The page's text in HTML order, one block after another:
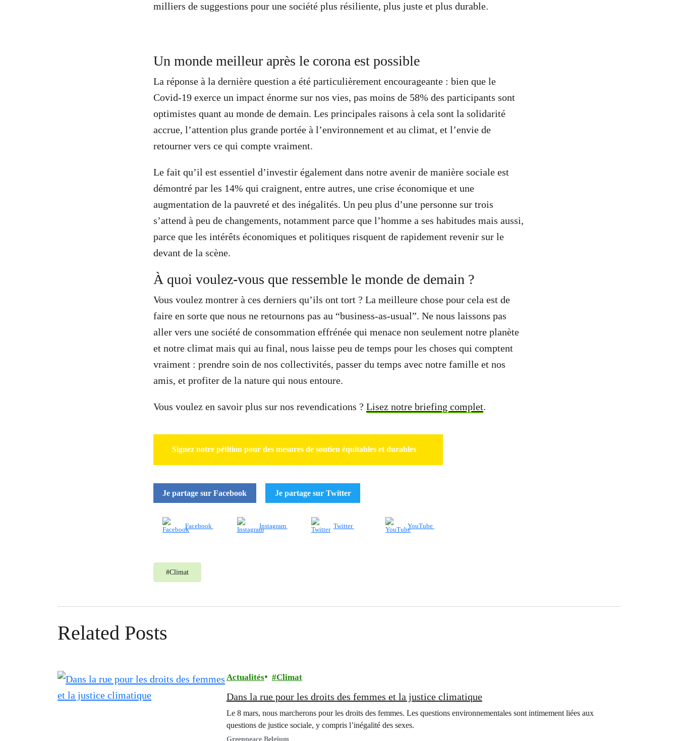
milliers de suggestions pour une société plus résiliente, plus juste et plus durable.
Un monde meilleur après le corona est possible
La réponse à la dernière question a été particulièrement encourageante : bien que le
Covid-19 exerce un impact énorme sur nos vies, pas moins de 58% des participants sont
optimistes quant au monde de demain. Les principales raisons à cela sont la solidarité
accrue, l’attention plus grande portée à l’environnement et au climat, et l’envie de
retourner vers ce qui compte vraiment.
Le fait qu’il est essentiel d’investir également dans notre avenir de manière sociale est
démontré par les 14% qui craignent, entre autres, une crise économique et une
augmentation de la pauvreté et des inégalités. Un peu plus d’une personne sur trois
s’attend à peu de changements, notamment parce que l’homme a ses habitudes mais aussi,
parce que les intérêts économiques et politiques risquent de rapidement revenir sur le
devant de la scène.
À quoi voulez-vous que ressemble le monde de demain ?
Vous voulez montrer à ces derniers qu’ils ont tort ? La meilleure chose pour cela est de
faire en sorte que nous ne retournons pas au “business-as-usual”. Ne nous laissons pas
aller vers une société de consommation effrénée qui menace non seulement notre planète
et notre climat mais qui au final, nous laisse peu de temps pour les choses qui comptent
vraiment : prendre soin de nos collectivités, passer du temps avec notre famille et nos
amis, et profiter de la nature qui nous entoure.
Vous voulez en savoir plus sur nos revendications ? Lisez notre briefing complet.
Signez notre pétition pour des mesures de soutien équitables et durables
Je partage sur Facebook Je partage sur Twitter
Facebook Instagram Twitter YouTube
#Climat
Related Posts
Actualités Climat
Dans la rue pour les droits des femmes et la justice climatique
Le 8 mars, nous marcherons pour les droits des femmes. Les questions environnementales sont intimement liées aux
questions de justice sociale, y compris l’inégalité des sexes.
Greenpeace Belgium